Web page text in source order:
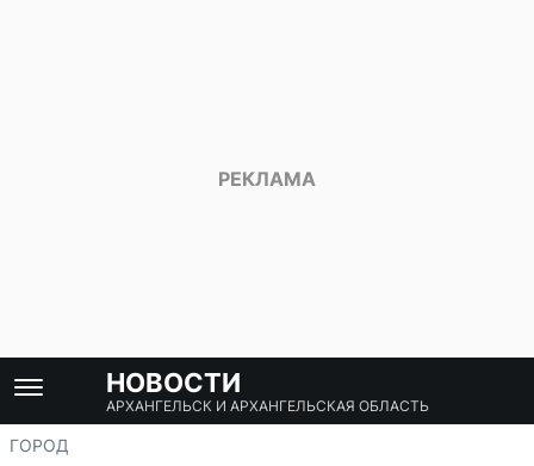
НОВОСТИ
АРХАНГЕЛЬСК И АРХАНГЕЛЬСКАЯ ОБЛАСТЬ
ГОРОД